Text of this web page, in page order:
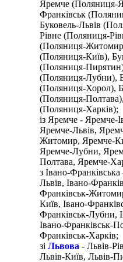
Яремче (Поляниця-
Франківськ
Буковель-Львів
Рівне (Поляниця-
(Поляниця-
(Поляниця-Київ),
(Поляниця-
(Поляниця-Лубни),
(Поляниця-Хорол),
(Поляниця-
(Поляниця-Харків);
із Яремче - Яремче-
Яремче-Львів,
Житомир, Яремче-
Яремче-Лубни,
Полтава, Яремче-
з Івано-
Львів, Івано-
Франківськ-
Київ, Івано-
Франківськ-Лубни,
Івано-Франківськ-
Франківськ-Харків;
зіЛьвова - Львів-
Львів-Київ, Львів-